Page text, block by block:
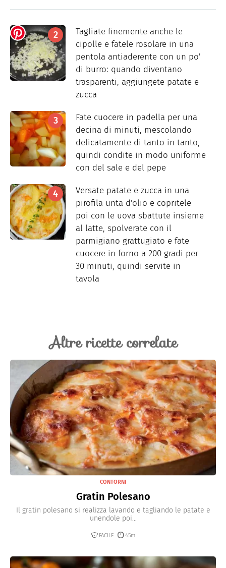
Tagliate finemente anche le
cipolle e fatele rosolare in una
pentola antiaderente con un po'
di burro: quando diventano
trasparenti, aggiungete patate e
zucca
Fate cuocere in padella per una
decina di minuti, mescolando
delicatamente di tanto in tanto,
quindi condite in modo uniforme
con del sale e del pepe
Versate patate e zucca in una
pirofila unta d'olio e copritele
poi con le uova sbattute insieme
al latte, spolverate con il
parmigiano grattugiato e fate
cuocere in forno a 200 gradi per
30 minuti, quindi servite in
tavola
Altre ricette correlate
CONTORNI
Gratin Polesano
Il gratin polesano si realizza lavando e tagliando le patate e
unendole poi...
FACILE 45m